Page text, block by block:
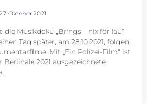
27. Oktober 2021
die Musikdoku „Brings – nix för lau“
Tag später, am 28.10.2021, folgen
Mit „Ein Polizei-Film“ ist
Berlinale 2021 ausgezeichnete